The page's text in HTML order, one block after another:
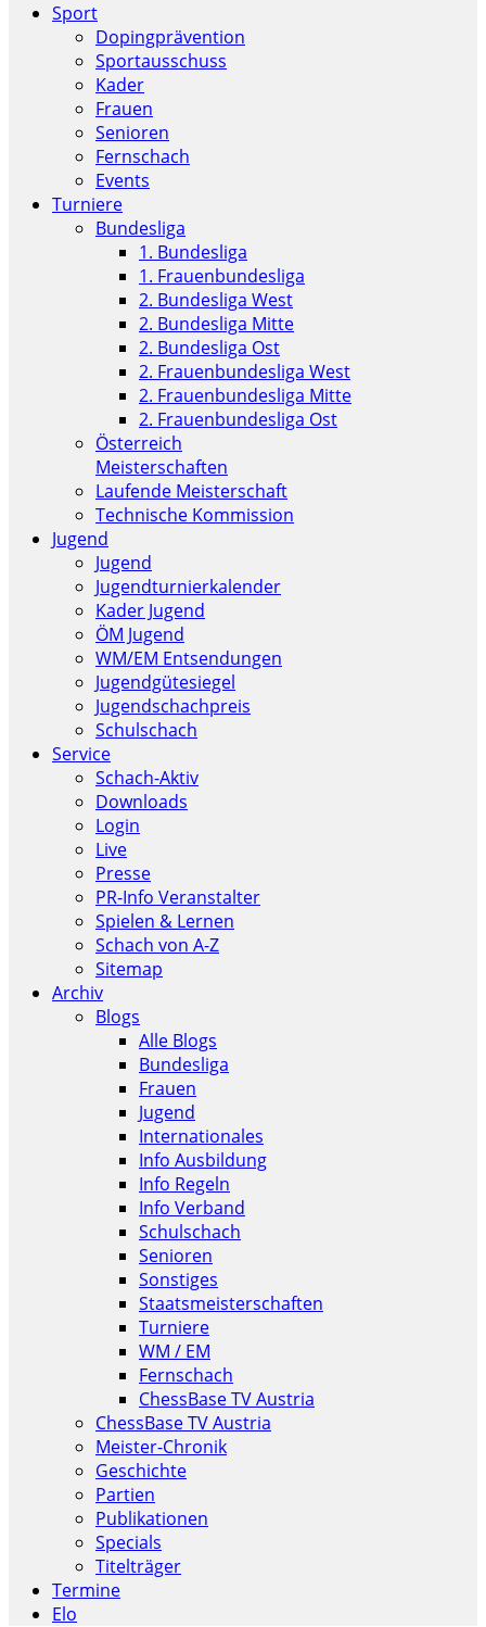
Sport
Dopingprävention
Sportausschuss
Kader
Frauen
Senioren
Fernschach
Events
Turniere
Bundesliga
1. Bundesliga
1. Frauenbundesliga
2. Bundesliga West
2. Bundesliga Mitte
2. Bundesliga Ost
2. Frauenbundesliga West
2. Frauenbundesliga Mitte
2. Frauenbundesliga Ost
Österreich
Meisterschaften
Laufende Meisterschaft
Technische Kommission
Jugend
Jugend
Jugendturnierkalender
Kader Jugend
ÖM Jugend
WM/EM Entsendungen
Jugendgütesiegel
Jugendschachpreis
Schulschach
Service
Schach-Aktiv
Downloads
Login
Live
Presse
PR-Info Veranstalter
Spielen & Lernen
Schach von A-Z
Sitemap
Archiv
Blogs
Alle Blogs
Bundesliga
Frauen
Jugend
Internationales
Info Ausbildung
Info Regeln
Info Verband
Schulschach
Senioren
Sonstiges
Staatsmeisterschaften
Turniere
WM / EM
Fernschach
ChessBase TV Austria
ChessBase TV Austria
Meister-Chronik
Geschichte
Partien
Publikationen
Specials
Titelträger
Termine
Elo